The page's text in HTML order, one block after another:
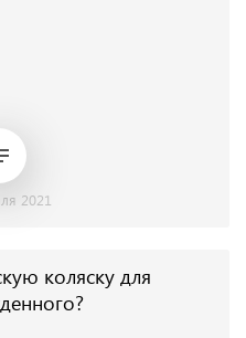
2021
коляску для